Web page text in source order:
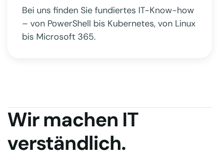
Bei uns finden Sie fundiertes IT-Know-how
– von PowerShell bis Kubernetes, von Linux
bis Microsoft 365.
Wir machen IT
verständlich.